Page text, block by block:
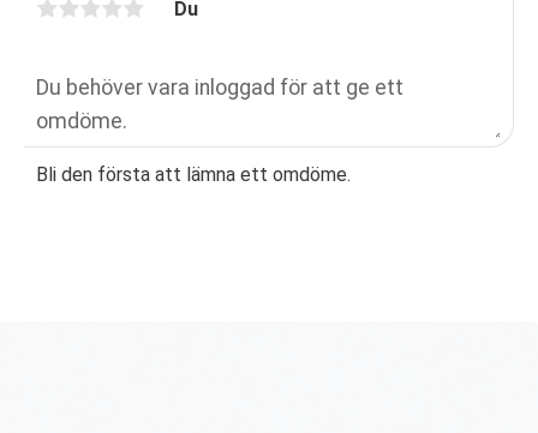
Du
Bli den första att lämna ett omdöme.